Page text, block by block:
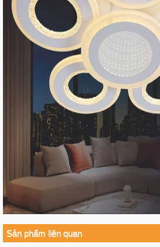
Sản phẩm liên quan